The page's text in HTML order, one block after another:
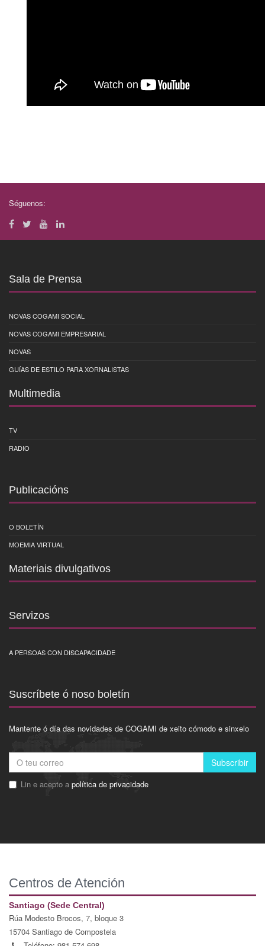
Séguenos:
Sala de Prensa
NOVAS COGAMI SOCIAL
NOVAS COGAMI EMPRESARIAL
NOVAS
GUÍAS DE ESTILO PARA XORNALISTAS
Multimedia
TV
RADIO
Publicacións
O BOLETÍN
MOEMIA VIRTUAL
Materiais divulgativos
Servizos
A PERSOAS CON DISCAPACIDADE
Suscríbete ó noso boletín
Mantente ó día das novidades de COGAMI de xeito cómodo e sinxelo
Subscribir
Lin e acepto a política de privacidade
Centros de Atención
Santiago (Sede Central)
Rúa Modesto Brocos, 7, bloque 3
15704 Santiago de Compostela